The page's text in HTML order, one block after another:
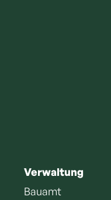
Verwaltung
Bauamt